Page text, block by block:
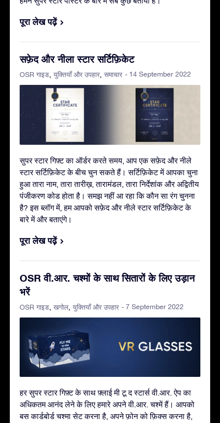
पूरा लेख पढ़ें
सफ़ेद और नीला स्टार सर्टिफ़िकेट
OSR गाइड युक्तियाँ और उपहार समाचार - 14 September 2022
सुपर स्टार गिफ़्ट का ऑर्डर करते समय, आप एक सफ़ेद और नीले
स्टार सर्टिफ़िकेट के बीच चुन सकते हैं। सर्टिफ़िकेट में आपका चुना
हुआ तारा नाम, तारा तारीख़, तारामंडल, तारा निर्देशांक और अद्वितीय
पंजीकरण कोड होता है। समझ नहीं आ रहा कि कौन सा रंग चुनना
है? इस ब्लॉग में, हम आपको सफ़ेद और नीले स्टार सर्टिफ़िकेट के
बारे में और बताएंगे।
पूरा लेख पढ़ें
OSR वी.आर. चश्मों के साथ सितारों के लिए उड़ान
भरें
OSR गाइड खगोल युक्तियाँ और उपहार - 7 September 2022
हर सुपर स्टार गिफ़्ट के साथ फ़्लाई मी टू द स्टार्स वी.आर. ऐप का
अधिकतम आनंद लेने के लिए हमारे अपने वी.आर. चश्में हैं। आपको
बस कार्डबोर्ड चश्मा सेट करना है, अपने फ़ोन को फ़िक्स करना है,